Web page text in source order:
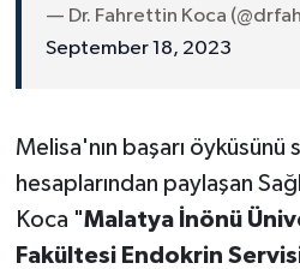
— Dr. Fahrettin Koca
September 18, 2023
Melisa'nın başarı öyküsünü
hesaplarından paylaşan
Koca "Malatya İnönü
Fakültesi Endokrin